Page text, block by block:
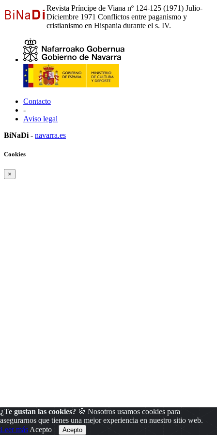
Revista Príncipe de Viana nº 124-125 (1971) Julio-
Diciembre 1971 Conflictos entre paganismo y
cristianismo en Hispania durante el s. IV.
Contacto
-
Aviso legal
BiNaDi - navarra.es
¿Te gustan las cookies? 🍪 Nosotros usamos cookies para
asegurarnos que tienes una mejor experiencia en nuestro sitio web.
Leer más Acepto
Cookies
×